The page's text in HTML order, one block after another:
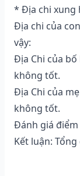
* Địa chi xung
Địa chi của
vậy:
Địa Chi của bố
không tốt.
Địa Chi của
không tốt.
Đánh giá
Kết luận: